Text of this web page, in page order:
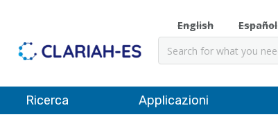
English Español
Cerca
Ricerca Applicazioni